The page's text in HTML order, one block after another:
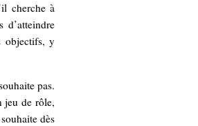
cherche à
objectifs, y
pas.
jeu de rôle,
dès